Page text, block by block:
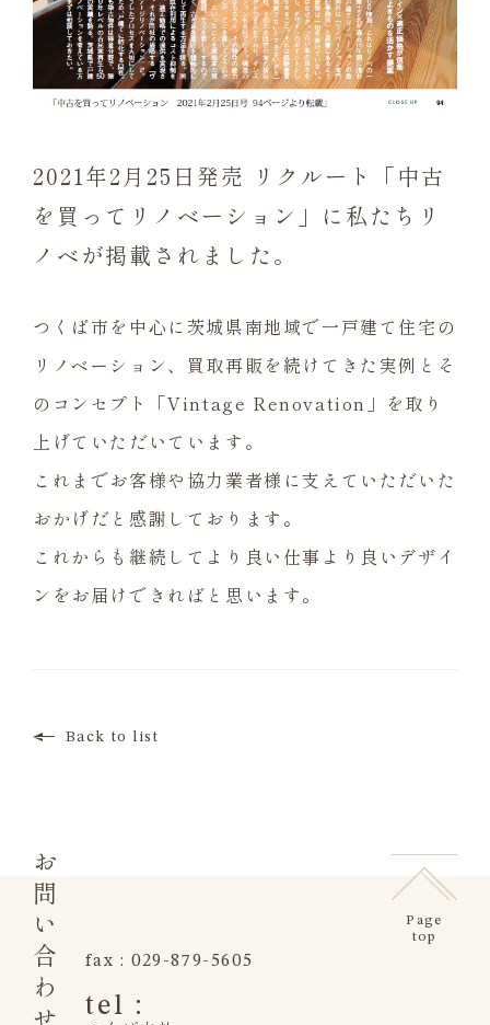
2021年2月25日発売 リクルート「中古
を買ってリノベーション」に私たちリ
ノベが掲載されました。
つくば市を中心に茨城県南地域で一戸建て住宅の
リノベーション、買取再販を続けてきた実例とそ
のコンセプト「Vintage Renovation」を取り
上げていただいています。
これまでお客様や協力業者様に支えていただいた
おかげだと感謝しております。
これからも継続してより良い仕事より良いデザイ
ンをお届けできればと思います。
Back to list
お問い合わせ fax : 029-879-5605
tel :
Page
top